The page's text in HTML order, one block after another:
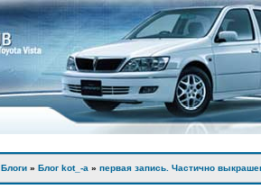
Блоги » Блог kot_-а » первая запись. Частично